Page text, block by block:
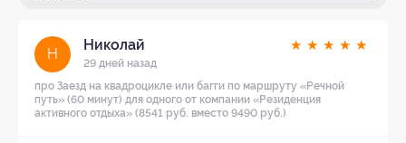
Н
Николай
29 дней назад
★ ★ ★ ★ ★
про Заезд на квадроцикле или багги по маршруту «Речной
путь» (60 минут) для одного от компании «Резиденция
активного отдыха» (8541 руб. вместо 9490 руб.)